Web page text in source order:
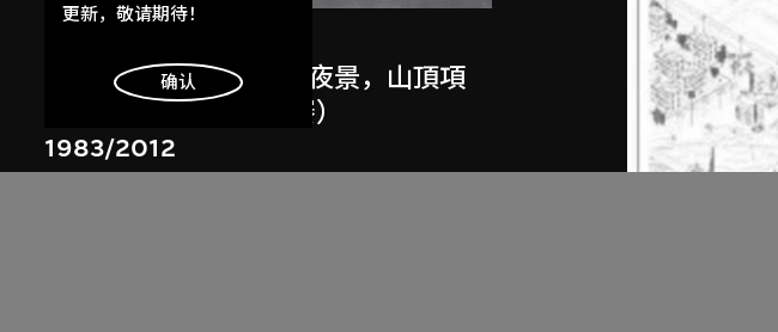
斜坡入口／坡度入口，夜景，山頂項
目，香港（1983年競賽）
1983/2012
了解更多
明白
更新，敬请期待！
确认